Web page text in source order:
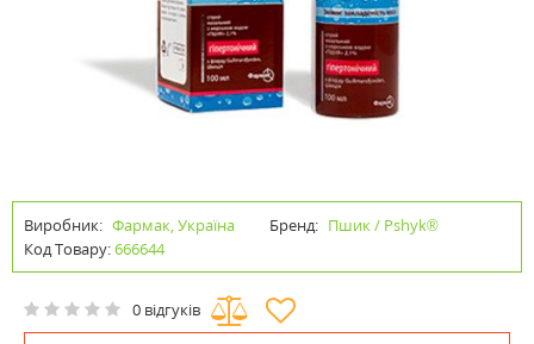
Виробник: Фармак, Україна Бренд: Пшик / Pshyk®
Код Товару:666644
0 відгуків